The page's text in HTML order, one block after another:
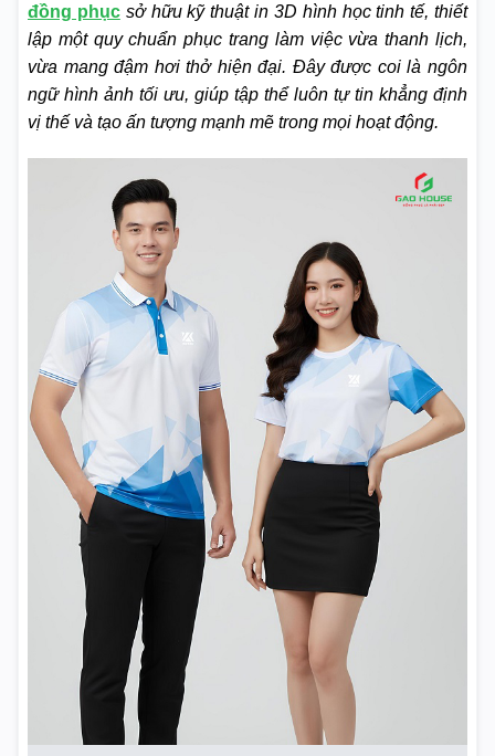
đồng phụcsở hữu kỹ thuật in 3D hình học tinh tế, thiết
lập một quy chuẩn phục trang làm việc vừa thanh lịch,
vừa mang đậm hơi thở hiện đại. Đây được coi là ngôn
ngữ hình ảnh tối ưu, giúp tập thể luôn tự tin khẳng định
vị thế và tạo ấn tượng mạnh mẽ trong mọi hoạt động.